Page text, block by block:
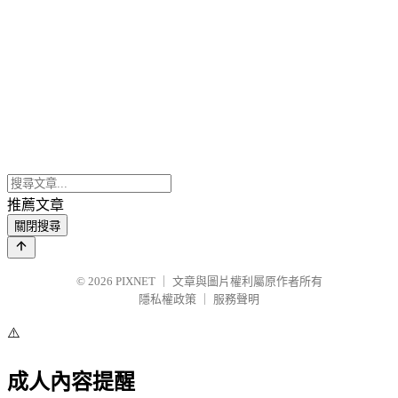
推薦文章
關閉搜尋
© 2026 PIXNET
文章與圖片權利屬原作者所有
隱私權政策
服務聲明
⚠️
成人內容提醒